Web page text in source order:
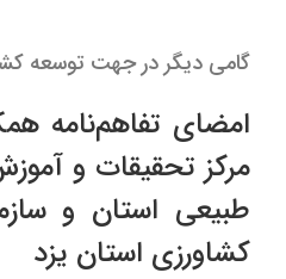
گامی دیگر در جهت توسعه
امضای تفاهم‌نامه
مرکز تحقیقات و
طبیعی استان و
کشاورزی استان یزد